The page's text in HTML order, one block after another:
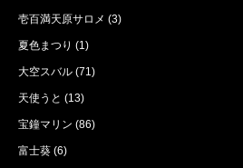
壱百満天原サロメ (3)
夏色まつり (1)
大空スバル (71)
天使うと (13)
宝鐘マリン (86)
富士葵 (6)